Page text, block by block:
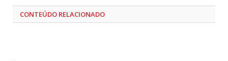
CONTEÚDO RELACIONADO